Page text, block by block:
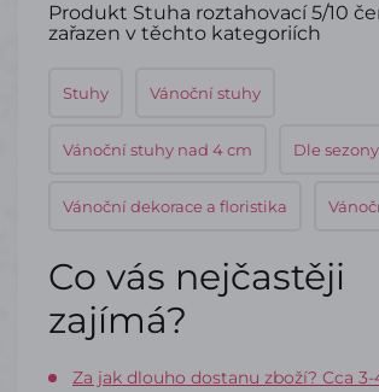
Produkt Stuha roztahovací 5/10
zařazen v těchto kategoriích
Stuhy Vánoční stuhy
Vánoční stuhy nad 4 cm Dle sezony
Vánoční dekorace a floristika
Co vás nejčastěji
zajímá?
Za jak dlouho dostanu zboží? Cca